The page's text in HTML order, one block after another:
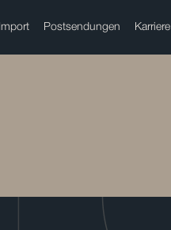
Import Postsendungen Karriere